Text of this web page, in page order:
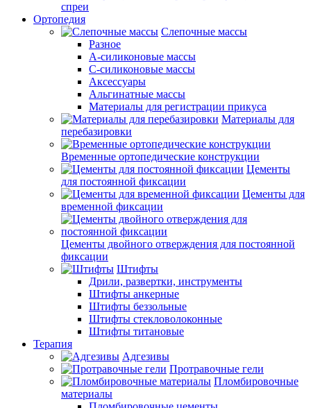
спреи
Ортопедия
Слепочные массы
Разное
А-силиконовые массы
С-силиконовые массы
Аксессуары
Альгинатные массы
Материалы для регистрации прикуса
Материалы для
перебазировки
Временные ортопедические конструкции
Цементы
для постоянной фиксации
Цементы для
временной фиксации
Цементы двойного отверждения для постоянной
фиксации
Штифты
Дрили, развертки, инструменты
Штифты анкерные
Штифты беззольные
Штифты стекловолоконные
Штифты титановые
Терапия
Адгезивы
Протравочные гели
Пломбировочные
материалы